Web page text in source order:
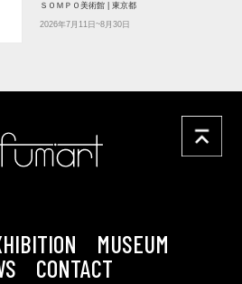
ＳＯＭＰＯ美術館 | 東京都
2026年7月11日~8月30日
MUSEUM
CONTACT